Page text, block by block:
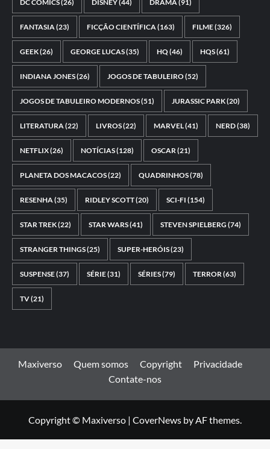
DC COMICS(26) DISNEY(44) DRAMA(91)
FANTASIA(23) FICÇÃO CIENTÍFICA(163) FILME(326)
GEEK(26) GEORGE LUCAS(35) HQ(46) HQS(61)
INDIANA JONES(26) JOGOS DE TABULEIRO(52)
JOGOS DE TABULEIRO MODERNOS(51) JURASSIC PARK(20)
LITERATURA(22) LIVROS(22) MARVEL(41) NERD(38)
NETFLIX(26) NOTÍCIAS(128) OSCAR(21)
PLANETA DOS MACACOS(22) QUADRINHOS(78)
RESENHA(35) RIDLEY SCOTT(20) SCI-FI (154)
STAR TREK(22) STAR WARS(41) STEVEN SPIELBERG (74)
STRANGER THINGS(25) SUPER-HERÓIS(23)
SUSPENSE(37) SÉRIE(31) SÉRIES(79) TERROR(63)
TV(21)
Maxiverso Quem somos Copyright
Privacidade
Contate-nos
Copyright © Maxiverso | CoverNews by AF themes.